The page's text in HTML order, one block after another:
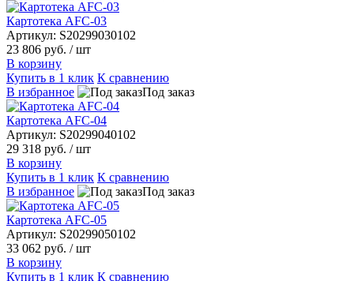
Картотека AFC-03
Артикул: S20299030102
23 806 руб. / шт
В корзину
Купить в 1 клик К сравнению
В избранное
Под заказ
Картотека AFC-04
Артикул: S20299040102
29 318 руб. / шт
В корзину
Купить в 1 клик К сравнению
В избранное
Под заказ
Картотека AFC-05
Артикул: S20299050102
33 062 руб. / шт
В корзину
Купить в 1 клик К сравнению